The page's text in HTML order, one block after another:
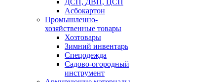
ДСП, ДВП, ЦСП
Асбокартон
Промышленно-
хозяйственные товары
Хозтовары
Зимний инвентарь
Спецодежда
Садово-огородный
инструмент